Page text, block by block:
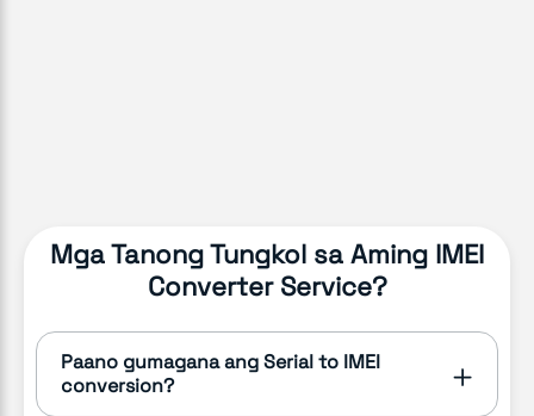
Mga Tanong Tungkol sa Aming IMEI
Converter Service?
Paano gumagana ang Serial to IMEI
conversion?